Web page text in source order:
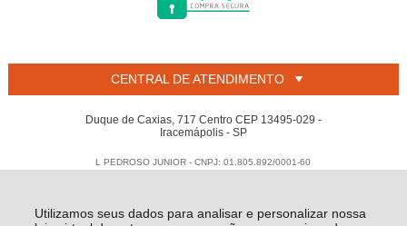
Utilizamos seus dados para analisar e personalizar nossa
CENTRAL DE ATENDIMENTO
Duque de Caxias, 717 Centro CEP 13495-029 -
Iracemápolis - SP
L PEDROSO JUNIOR - CNPJ: 01.805.892/0001-60